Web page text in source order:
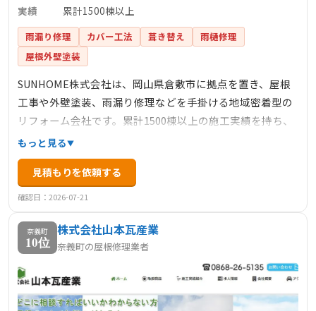
実績
累計1500棟以上
雨漏り修理 カバー工法 葺き替え
雨樋修理
屋根外壁塗装
SUNHOME株式会社は、岡山県倉敷市に拠点を置き、屋根
工事や外壁塗装、雨漏り修理などを手掛ける地域密着型の
リフォーム会社です。累計1500棟以上の施工実績を持ち、
経験豊富な自社職人が高品質な施工を提供しています。屋
根・外壁の無料診断を実施しており、火災保険を活用した
修繕工事にも対応しています。
もっと見る
見積もりを依頼する
確認日：2026-07-21
奈義町
10位
株式会社山本瓦産業
奈義町の屋根修理業者